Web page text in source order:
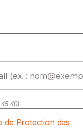
de Protection des